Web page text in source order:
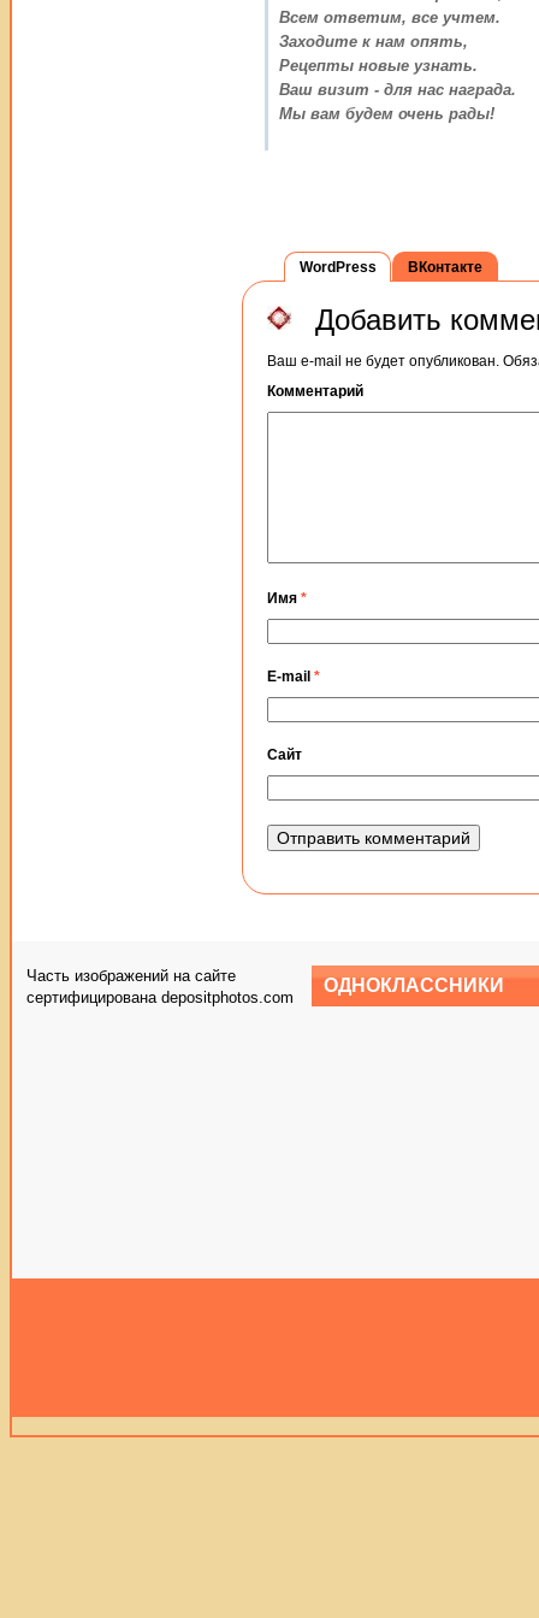
Всем ответим, все учтем.
Заходите к нам опять,
Рецепты новые узнать.
Ваш визит - для нас награда.
Мы вам будем очень рады!
WordPress
Добавить
Ваш e-mail не будет опубликован.
Комментарий
Имя *
E-mail *
Сайт
ВКонтакте
Часть изображений на сайте
сертифицирована depositphotos.com
ОДНОКЛАССНИКИ